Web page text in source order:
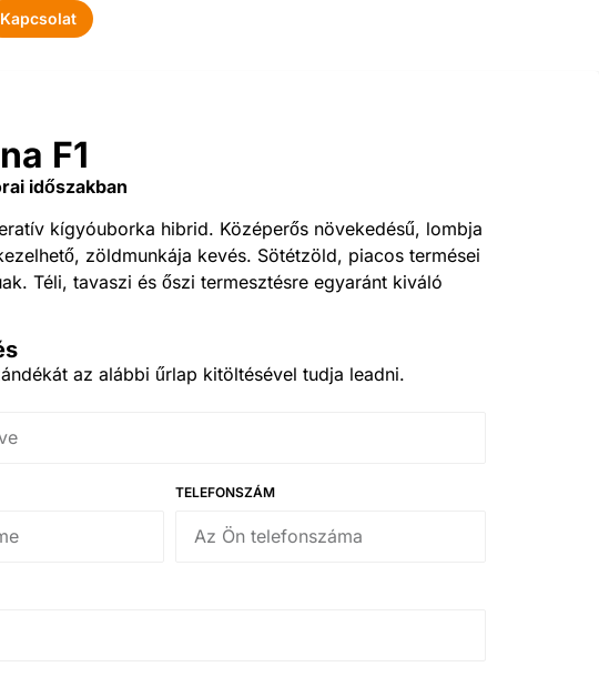
Kapcsolat
F1
időszakban
kígyóuborka hibrid. Középerős növekedésű, lombja
zöldmunkája kevés. Sötétzöld, piacos termései
Téli, tavaszi és őszi termesztésre egyaránt kiváló
az alábbi űrlap kitöltésével tudja leadni.
TELEFONSZÁM